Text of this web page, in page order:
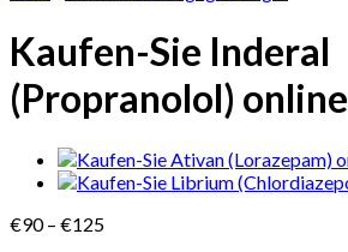
Kaufen-Sie Inderal
(Propranolol) online
€90 – €125Preisspanne: